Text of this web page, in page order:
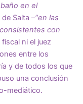
en el
Salta –“en las
con
fiscal ni el juez
entre los
y de todos los que
una conclusión
mediático.